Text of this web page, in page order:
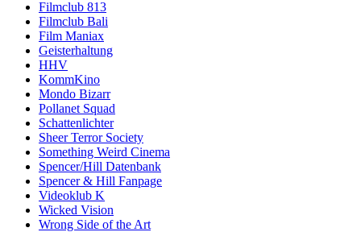
Filmclub 813
Filmclub Bali
Film Maniax
Geisterhaltung
HHV
KommKino
Mondo Bizarr
Pollanet Squad
Schattenlichter
Sheer Terror Society
Something Weird Cinema
Spencer/Hill Datenbank
Spencer & Hill Fanpage
Videoklub K
Wicked Vision
Wrong Side of the Art